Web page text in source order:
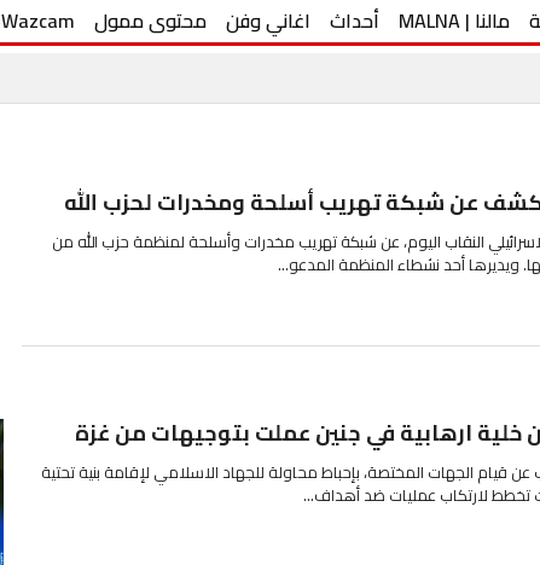
مالنا | MALNA أحداث اغاني وفن محتوى ممول Wazcam++
عن شبكة تهريب أسلحة ومخدرات لحزب الله
النقاب اليوم، عن شبكة تهريب مخدرات وأسلحة لمنظمة حزب الله من
ويديرها أحد نشطاء المنظمة المدعو...
ارهابية في جنين عملت بتوجيهات من غزة
قيام الجهات المختصة، بإحباط محاولة للجهاد الاسلامي لإقامة بنية تحتية
تخطط لارتكاب عمليات ضد أهداف...